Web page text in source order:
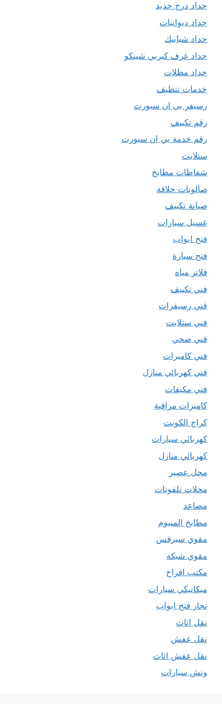
حداد درج حديد
حداد ديوانيات
حداد شبابيك
حداد غرف كيربي شينكو
حداد مظلات
خدمات تنظيف
رسيفر بي ان سبورت
رقم تكييف
رقم خدمة بي ان سبورت
ستلايت
شفاطات مطابخ
صالونات حلاقة
صيانة تكييف
غسيل سيارات
فتح ابواب
فتح سيارة
فلاتر مياه
فني تكييف
فني رسيفرات
فني ستلايت
فني صحي
فني كاميرات
فني كهربائي منازل
فني مكيفات
كاميرات مراقبة
كراج الكويت
كهربائي سيارات
كهربائي منازل
محل عصير
محلات تلفونات
مصاعد
مطابخ المنيوم
مقوي سيرفس
مقوي شبكة
مكتب افراح
ميكانيكي سيارات
نجار فتح ابواب
نقل اثاث
نقل عفش
نقل عفش اثاث
ونش سيارات